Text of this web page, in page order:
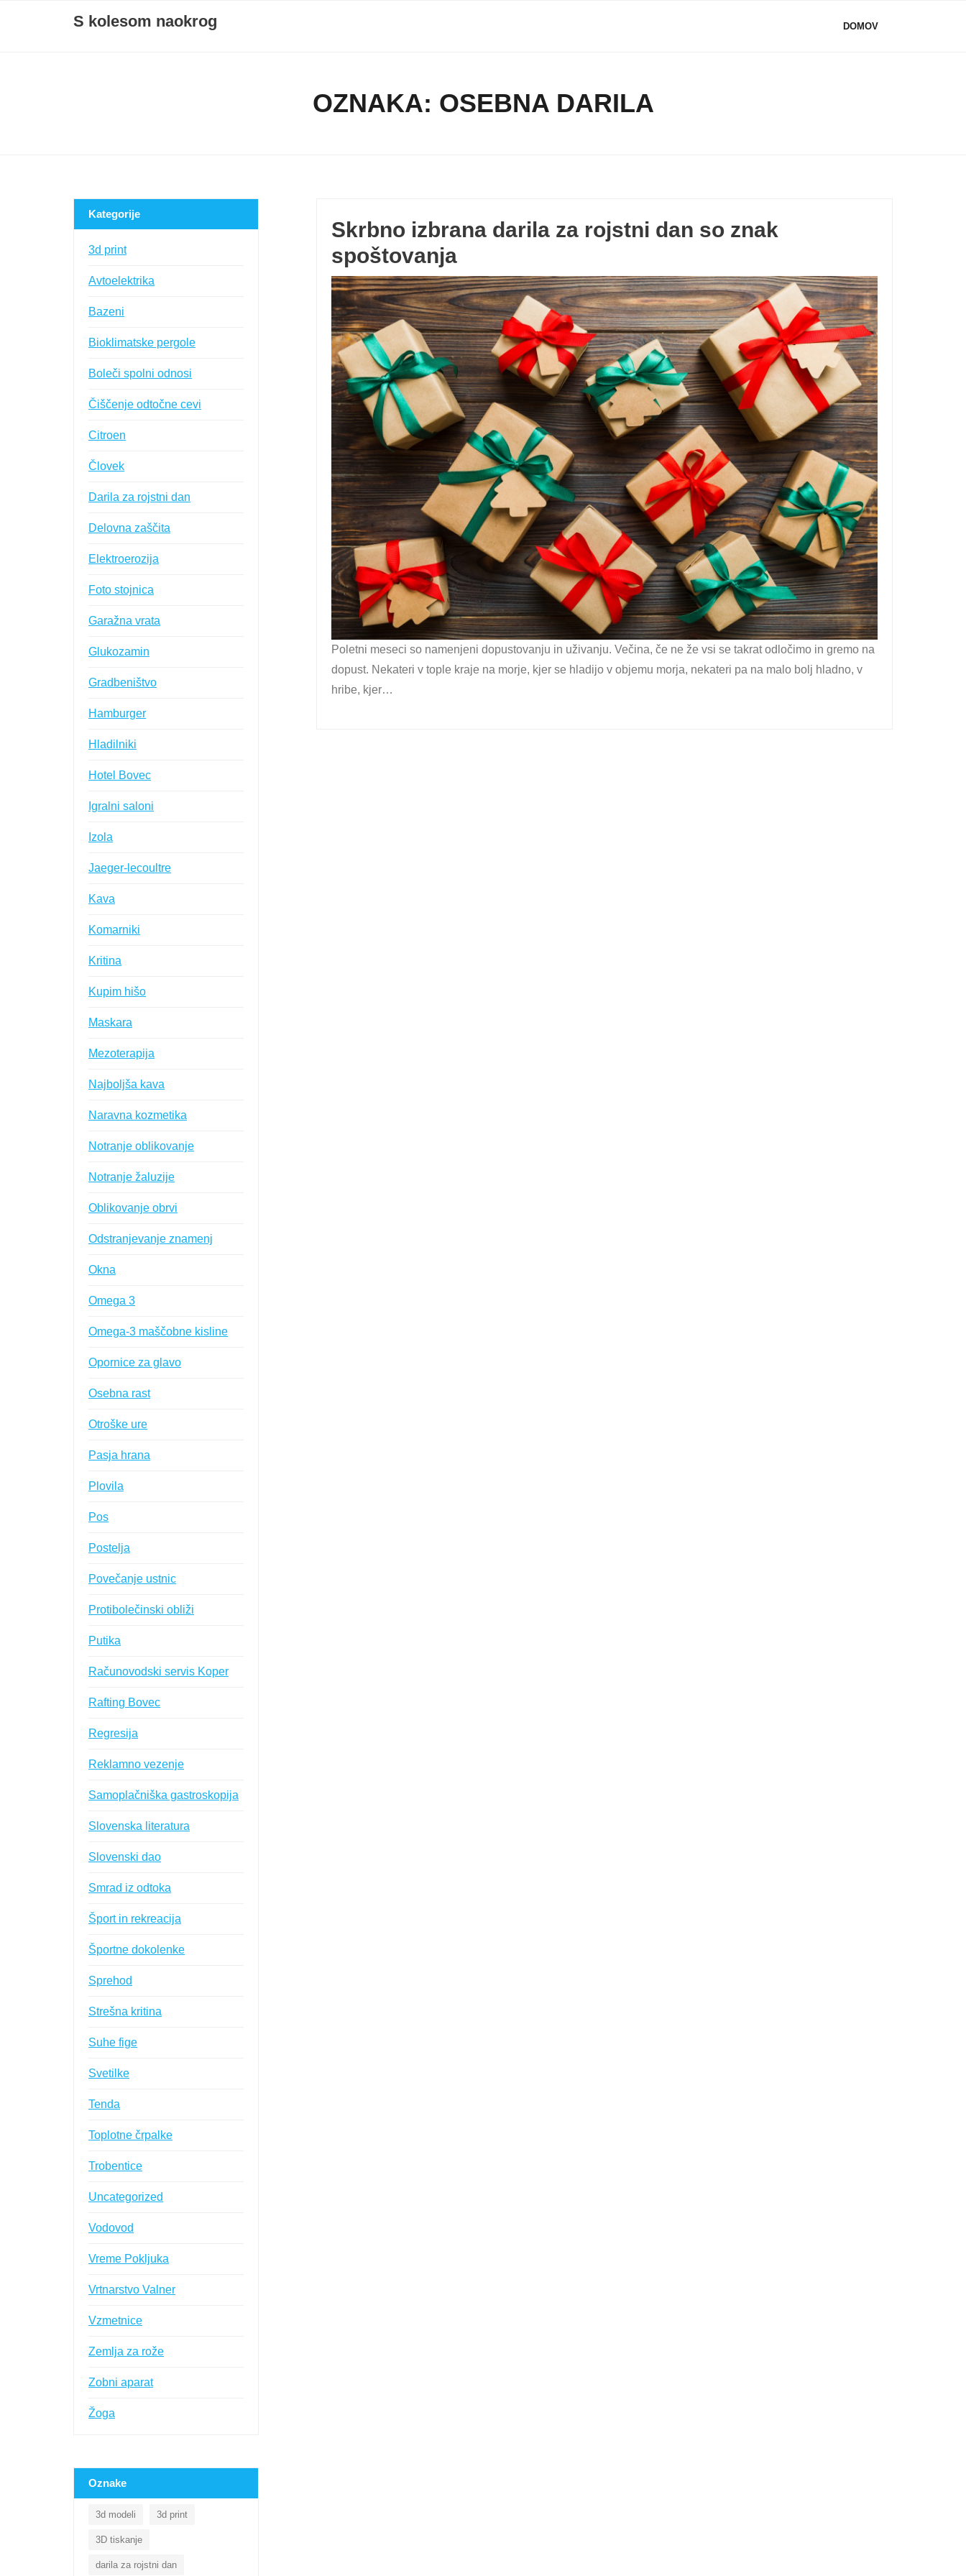
S kolesom naokrog DOMOV
OZNAKA: OSEBNA DARILA
Skrbno izbrana darila za rojstni dan so znak
spoštovanja
Poletni meseci so namenjeni dopustovanju in uživanju. Večina, če ne že vsi se takrat odločimo in gremo na
dopust. Nekateri v tople kraje na morje, kjer se hladijo v objemu morja, nekateri pa na malo bolj hladno, v
hribe, kjer…
Kategorije
3d print
Avtoelektrika
Bazeni
Bioklimatske pergole
Boleči spolni odnosi
Čiščenje odtočne cevi
Citroen
Človek
Darila za rojstni dan
Delovna zaščita
Elektroerozija
Foto stojnica
Garažna vrata
Glukozamin
Gradbeništvo
Hamburger
Hladilniki
Hotel Bovec
Igralni saloni
Izola
Jaeger-lecoultre
Kava
Komarniki
Kritina
Kupim hišo
Maskara
Mezoterapija
Najboljša kava
Naravna kozmetika
Notranje oblikovanje
Notranje žaluzije
Oblikovanje obrvi
Odstranjevanje znamenj
Okna
Omega 3
Omega-3 maščobne kisline
Opornice za glavo
Osebna rast
Otroške ure
Pasja hrana
Plovila
Pos
Postelja
Povečanje ustnic
Protibolečinski obliži
Putika
Računovodski servis Koper
Rafting Bovec
Regresija
Reklamno vezenje
Samoplačniška gastroskopija
Slovenska literatura
Slovenski dao
Smrad iz odtoka
Šport in rekreacija
Športne dokolenke
Sprehod
Strešna kritina
Suhe fige
Svetilke
Tenda
Toplotne črpalke
Trobentice
Uncategorized
Vodovod
Vreme Pokljuka
Vrtnarstvo Valner
Vzmetnice
Zemlja za rože
Zobni aparat
Žoga
Oznake
3d modeli 3d print
3D tiskanje
darila za rojstni dan